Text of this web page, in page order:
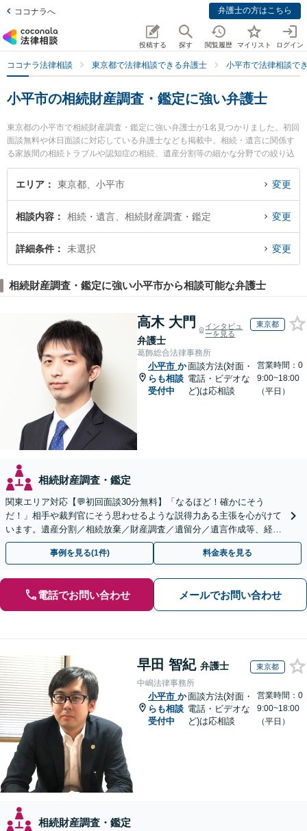
ココナラへ 弁護士の方はこちら
投稿する 探す 閲覧履歴 マイリスト ログイン
ココナラ法律相談 東京都で法律相談できる弁護士 小平市で法律相談で
小平市の相続財産調査・鑑定に強い弁護士
東京都の小平市で相続財産調査・鑑定に強い弁護士が1名見つかりました。初回
面談無料や休日面談に対応している弁護士なども掲載中。相続・遺言に関係す
る家族間の相続トラブルや認知症の相続、遺産分割等の細かな分野での絞り込
み検索もでき便利です。特に野火法律事務所の古庄 野火弁護士のプロフィール
情報や弁護士費用、強みなどが注目されています。『小平市で土日や夜間に発
回相談無料で相続財産調査・鑑定を法律相談できる小平市内の弁護士に相談予
約したい』などでお困りの相談者さんにおすすめです。
エリア 東京都、小平市 変更
相談内容 相続・遺言、相続財産調査・鑑定 変更
詳細条件 未選択 変更
相続財産調査・鑑定に強い小平市から相談可能な弁護士
高木 大門
弁護士
インタビュ
ーを見る
東京都
葛飾総合法律事務所
小平市 か
らも相談
受付中
面談方法(対面・
電話・ビデオな
ど)は応相談
営業時間：0
9:00~18:00
（平日）
相続財産調査・鑑定
関東エリア対応【💬初回面談30分無料】「なるほど！確かにそう
だ！」相手や裁判官にそう思わせるような説得力ある主張を心がけて
います。遺産分割／相続放棄／財産調査／遺留分／遺言作成等、経験
豊富な事務所。複雑な手続を代行【年間相談100件以上】
事例を見る(1件) 料金表を見る
電話でお問い合わせ メールでお問い合わせ
早田 智紀 弁護士 東京都
中嶋法律事務所
小平市 か
らも相談
受付中
面談方法(対面・
電話・ビデオな
ど)は応相談
営業時間：0
9:00~18:00
（平日）
相続財産調査・鑑定